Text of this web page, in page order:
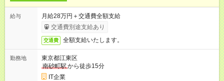
給与
月給28万円＋交通費全額支給
交通費別途支給あり
交通費 全額支給いたします。
勤務地
東京都江東区
南砂町駅から徒歩15分
IT企業